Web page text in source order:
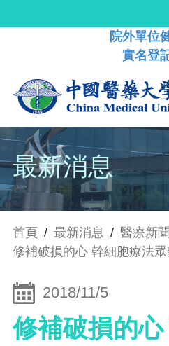
院外單位
實名登
最新消息
首頁 / 最新消息 / 醫療新聞
修補破損的心 幹細胞療法
2018/11/5
修補破損的